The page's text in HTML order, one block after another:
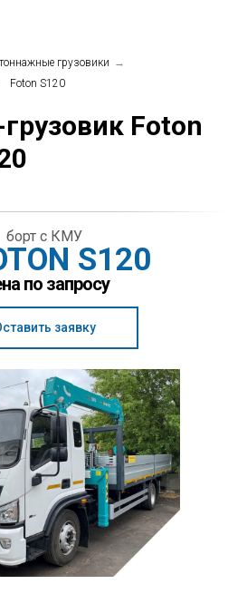
грузовики →
Foton S120
Foton
S120
заявку
борт с КМУ
по запросу